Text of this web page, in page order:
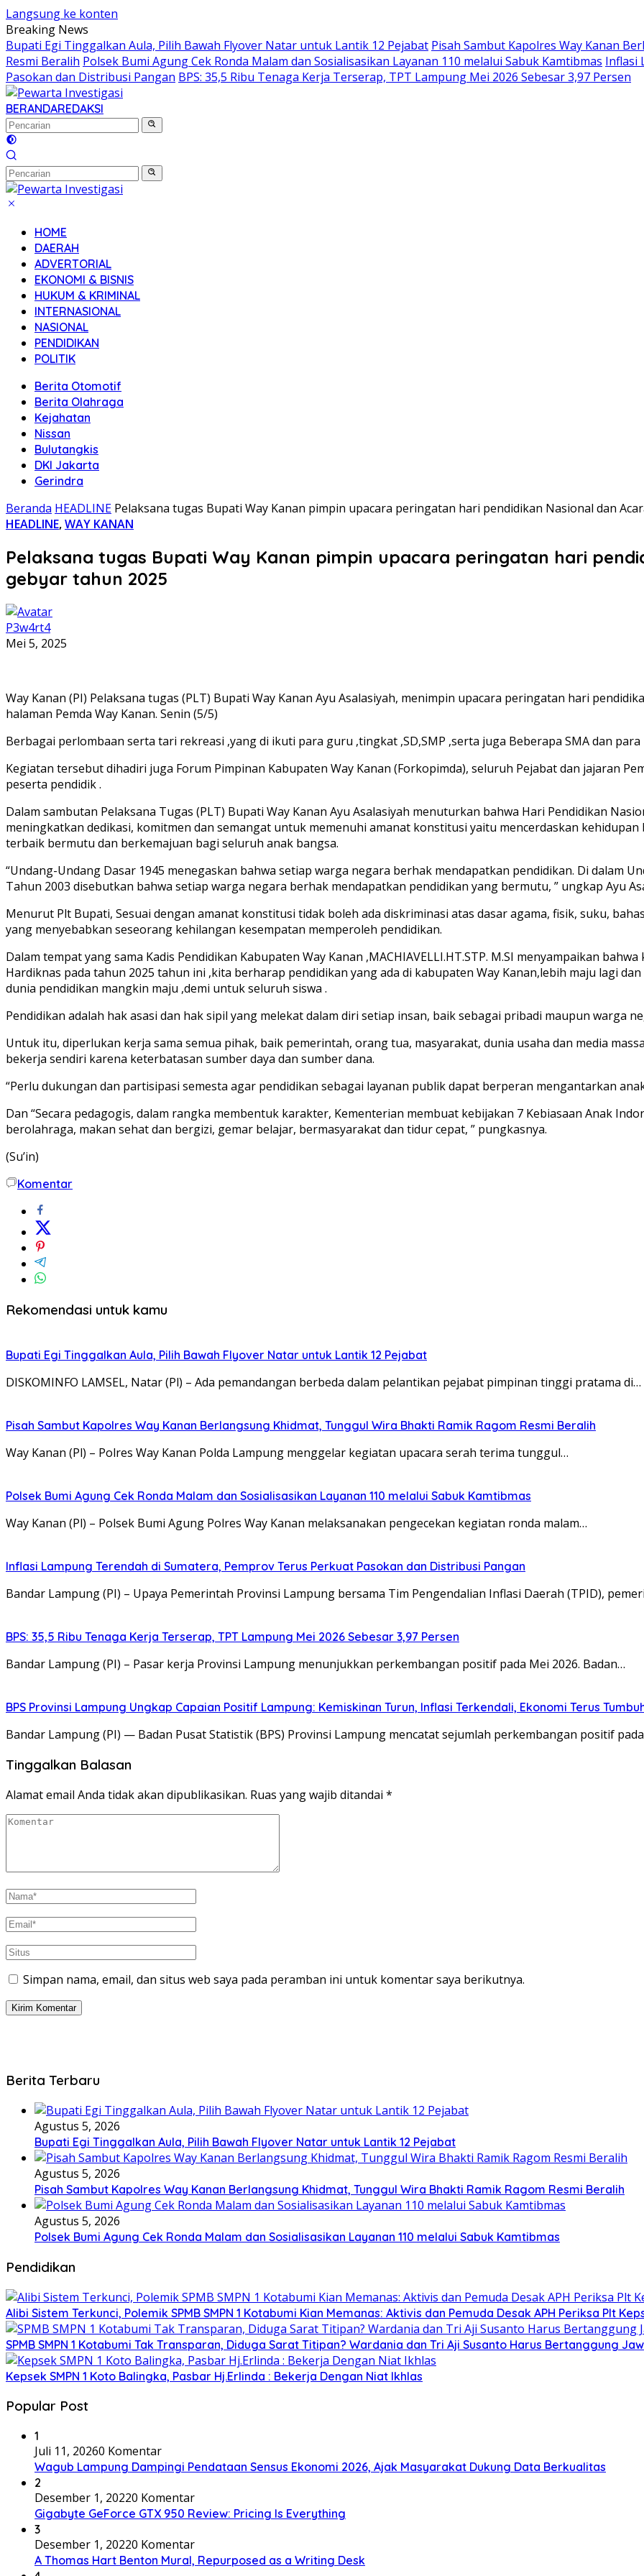
Langsung ke konten
Breaking News
Bupati Egi Tinggalkan Aula, Pilih Bawah Flyover Natar untuk Lantik 12 Pejabat Pisah Sambut Kapolres Way Kanan
Resmi Beralih Polsek Bumi Agung Cek Ronda Malam dan Sosialisasikan Layanan 110 melalui Sabuk Kamtibmas Inflasi
Pasokan dan Distribusi Pangan BPS: 35,5 Ribu Tenaga Kerja Terserap, TPT Lampung Mei 2026 Sebesar 3,97 Persen
BERANDAREDAKSI
HOME
DAERAH
ADVERTORIAL
EKONOMI & BISNIS
HUKUM & KRIMINAL
INTERNASIONAL
NASIONAL
PENDIDIKAN
POLITIK
Berita Otomotif
Berita Olahraga
Kejahatan
Nissan
Bulutangkis
DKI Jakarta
Gerindra
Beranda HEADLINE Pelaksana tugas Bupati Way Kanan pimpin upacara peringatan hari pendidikan Nasional dan
HEADLINE,WAY KANAN
Pelaksana tugas Bupati Way Kanan pimpin upacara peringatan hari
gebyar tahun 2025
P3w4rt4
Mei 5, 2025
Way Kanan (PI) Pelaksana tugas (PLT) Bupati Way Kanan Ayu Asalasiyah, menimpin upacara peringatan hari
halaman Pemda Way Kanan. Senin (5/5)
Berbagai perlombaan serta tari rekreasi ,yang di ikuti para guru ,tingkat ,SD,SMP ,serta juga Beberapa SMA dan para
Kegiatan tersebut dihadiri juga Forum Pimpinan Kabupaten Way Kanan (Forkopimda), seluruh Pejabat dan jajaran
peserta pendidik .
Dalam sambutan Pelaksana Tugas (PLT) Bupati Way Kanan Ayu Asalasiyah menuturkan bahwa Hari Pendidikan
meningkatkan dedikasi, komitmen dan semangat untuk memenuhi amanat konstitusi yaitu mencerdaskan
terbaik bermutu dan berkemajuan bagi seluruh anak bangsa.
“Undang-Undang Dasar 1945 menegaskan bahwa setiap warga negara berhak mendapatkan pendidikan. Di dalam
Tahun 2003 disebutkan bahwa setiap warga negara berhak mendapatkan pendidikan yang bermutu, ” ungkap Ayu
Menurut Plt Bupati, Sesuai dengan amanat konstitusi tidak boleh ada diskriminasi atas dasar agama, fisik, suku,
yang menyebabkan seseorang kehilangan kesempatan memperoleh pendidikan.
Dalam tempat yang sama Kadis Pendidikan Kabupaten Way Kanan ,MACHIAVELLI.HT.STP. M.SI menyampaikan
Hardiknas pada tahun 2025 tahun ini ,kita berharap pendidikan yang ada di kabupaten Way Kanan,lebih maju lagi
dunia pendidikan mangkin maju ,demi untuk seluruh siswa .
Pendidikan adalah hak asasi dan hak sipil yang melekat dalam diri setiap insan, baik sebagai pribadi maupun warga
Untuk itu, diperlukan kerja sama semua pihak, baik pemerintah, orang tua, masyarakat, dunia usaha dan media
bekerja sendiri karena keterbatasan sumber daya dan sumber dana.
“Perlu dukungan dan partisipasi semesta agar pendidikan sebagai layanan publik dapat berperan mengantarkan
Dan “Secara pedagogis, dalam rangka membentuk karakter, Kementerian membuat kebijakan 7 Kebiasaan Anak
berolahraga, makan sehat dan bergizi, gemar belajar, bermasyarakat dan tidur cepat, ” pungkasnya.
(Su’in)
Komentar
Rekomendasi untuk kamu
Bupati Egi Tinggalkan Aula, Pilih Bawah Flyover Natar untuk Lantik 12 Pejabat
DISKOMINFO LAMSEL, Natar (Pl) – Ada pemandangan berbeda dalam pelantikan pejabat pimpinan tinggi pratama di…
Pisah Sambut Kapolres Way Kanan Berlangsung Khidmat, Tunggul Wira Bhakti Ramik Ragom Resmi Beralih
Way Kanan (Pl) – Polres Way Kanan Polda Lampung menggelar kegiatan upacara serah terima tunggul…
Polsek Bumi Agung Cek Ronda Malam dan Sosialisasikan Layanan 110 melalui Sabuk Kamtibmas
Way Kanan (Pl) – Polsek Bumi Agung Polres Way Kanan melaksanakan pengecekan kegiatan ronda malam…
Inflasi Lampung Terendah di Sumatera, Pemprov Terus Perkuat Pasokan dan Distribusi Pangan
Bandar Lampung (PI) – Upaya Pemerintah Provinsi Lampung bersama Tim Pengendalian Inflasi Daerah (TPID),
BPS: 35,5 Ribu Tenaga Kerja Terserap, TPT Lampung Mei 2026 Sebesar 3,97 Persen
Bandar Lampung (PI) – Pasar kerja Provinsi Lampung menunjukkan perkembangan positif pada Mei 2026. Badan…
BPS Provinsi Lampung Ungkap Capaian Positif Lampung: Kemiskinan Turun, Inflasi Terkendali, Ekonomi Terus
Bandar Lampung (PI) — Badan Pusat Statistik (BPS) Provinsi Lampung mencatat sejumlah perkembangan positif
Tinggalkan Balasan
Alamat email Anda tidak akan dipublikasikan. Ruas yang wajib ditandai *
Simpan nama, email, dan situs web saya pada peramban ini untuk komentar saya berikutnya.
Berita Terbaru
Agustus 5, 2026
Bupati Egi Tinggalkan Aula, Pilih Bawah Flyover Natar untuk Lantik 12 Pejabat
Agustus 5, 2026
Pisah Sambut Kapolres Way Kanan Berlangsung Khidmat, Tunggul Wira Bhakti Ramik Ragom Resmi Beralih
Agustus 5, 2026
Polsek Bumi Agung Cek Ronda Malam dan Sosialisasikan Layanan 110 melalui Sabuk Kamtibmas
Pendidikan
Alibi Sistem Terkunci, Polemik SPMB SMPN 1 Kotabumi Kian Memanas: Aktivis dan Pemuda Desak APH Periksa Plt
SPMB SMPN 1 Kotabumi Tak Transparan, Diduga Sarat Titipan? Wardania dan Tri Aji Susanto Harus Bertanggung
Kepsek SMPN 1 Koto Balingka, Pasbar Hj.Erlinda : Bekerja Dengan Niat Ikhlas
Popular Post
1
Juli 11, 20260 Komentar
Wagub Lampung Dampingi Pendataan Sensus Ekonomi 2026, Ajak Masyarakat Dukung Data Berkualitas
2
Desember 1, 20220 Komentar
Gigabyte GeForce GTX 950 Review: Pricing Is Everything
3
Desember 1, 20220 Komentar
A Thomas Hart Benton Mural, Repurposed as a Writing Desk